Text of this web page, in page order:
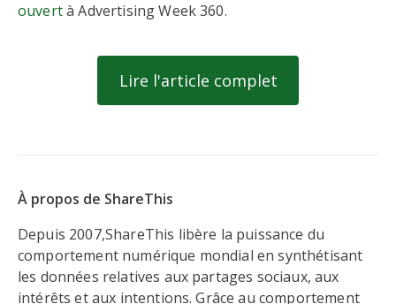
ouvertà Advertising Week 360.
Lire l'article complet
À propos de ShareThis
Depuis 2007,ShareThis libère la puissance du
comportement numérique mondial en synthétisant
les données relatives aux partages sociaux, aux
intérêts et aux intentions. Grâce au comportement